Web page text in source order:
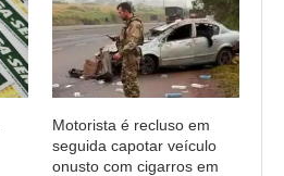
Motorista é recluso em
seguida capotar veículo
onusto com cigarros em